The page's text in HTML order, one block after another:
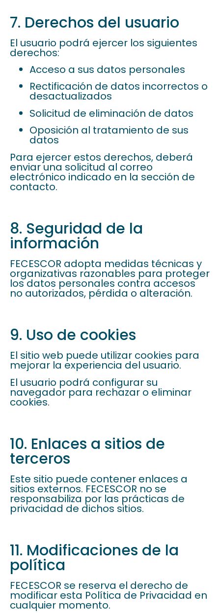
7. Derechos del usuario
El usuario podrá ejercer los siguientes
derechos:
Acceso a sus datos personales
Rectificación de datos incorrectos o
desactualizados
Solicitud de eliminación de datos
Oposición al tratamiento de sus
datos
Para ejercer estos derechos, deberá
enviar una solicitud al correo
electrónico indicado en la sección de
contacto.
8. Seguridad de la
información
FECESCOR adopta medidas técnicas y
organizativas razonables para proteger
los datos personales contra accesos
no autorizados, pérdida o alteración.
9. Uso de cookies
El sitio web puede utilizar cookies para
mejorar la experiencia del usuario.
El usuario podrá configurar su
navegador para rechazar o eliminar
cookies.
10. Enlaces a sitios de
terceros
Este sitio puede contener enlaces a
sitios externos. FECESCOR no se
responsabiliza por las prácticas de
privacidad de dichos sitios.
11. Modificaciones de la
política
FECESCOR se reserva el derecho de
modificar esta Política de Privacidad en
cualquier momento.